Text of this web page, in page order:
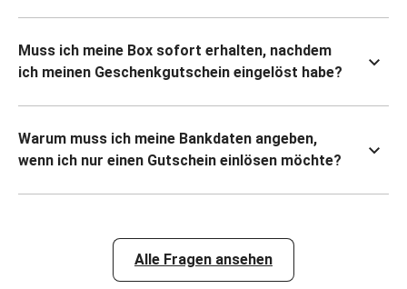
Muss ich meine Box sofort erhalten, nachdem
ich meinen Geschenkgutschein eingelöst habe?
Warum muss ich meine Bankdaten angeben,
wenn ich nur einen Gutschein einlösen möchte?
Alle Fragen ansehen